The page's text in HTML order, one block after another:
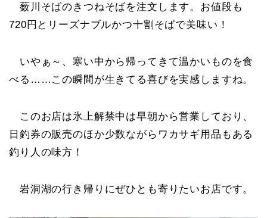
薮川そばのきつねそばを注文します。お値段も
720円とリーズナブルかつ十割そばで美味い！
いやぁ～、寒い中から帰ってきて温かいものを食
べる……この瞬間が生きてる喜びを実感しますね。
このお店は氷上解禁中は早朝から営業しており、
日釣券の販売のほか少数ながらワカサギ用品もある
釣り人の味方！
岩洞湖の行き帰りにぜひとも寄りたいお店です。